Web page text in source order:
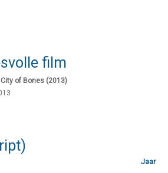
film
of Bones (2013)
Jaar